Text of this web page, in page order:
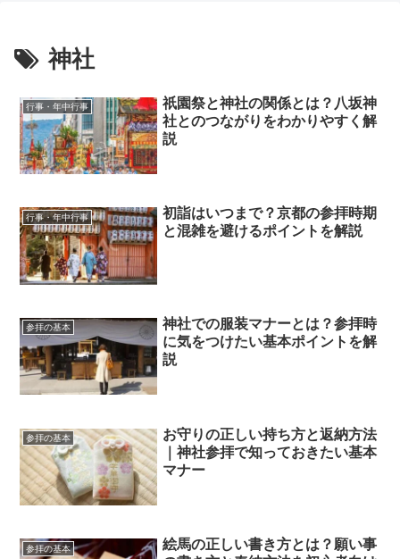
神社
行事・年中行事
祇園祭と神社の関係とは？八坂神
社とのつながりをわかりやすく解
説
行事・年中行事
初詣はいつまで？京都の参拝時期
と混雑を避けるポイントを解説
参拝の基本
神社での服装マナーとは？参拝時
に気をつけたい基本ポイントを解
説
参拝の基本
お守りの正しい持ち方と返納方法
｜神社参拝で知っておきたい基本
マナー
参拝の基本
絵馬の正しい書き方とは？願い事